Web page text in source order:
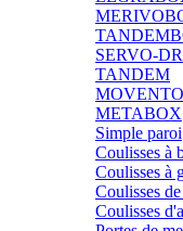
SERVO-
TANDEM
MOVENTO
METABOX
Simple paroi
Coulisses à
Coulisses à
Coulisses
Coulisses